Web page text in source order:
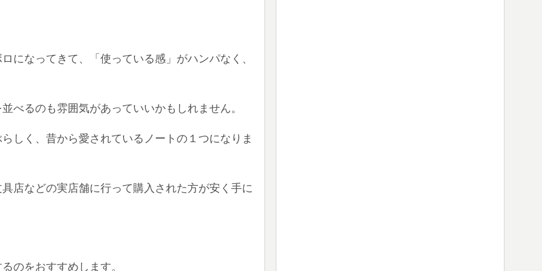
になってきて、「使っている感」がハンパなく、
べるのも雰囲気があっていいかもしれません。
しく、昔から愛されているノートの１つになりま
店などの実店舗に行って購入された方が安く手に
のをおすすめします。